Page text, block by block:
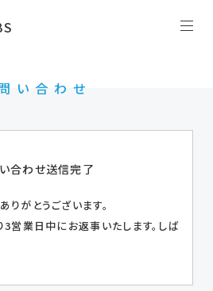
い合わせ
合わせ送信完了
がとうございます。
3営業日中にお返事いたします。しば